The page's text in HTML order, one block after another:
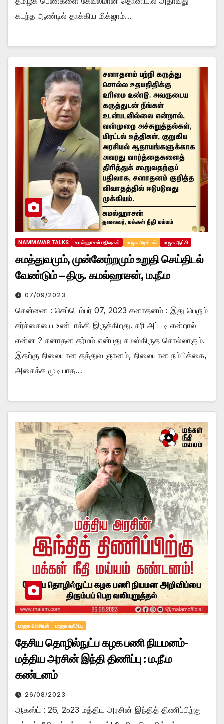
கடந்த ஆண்டில் தாக்கிய மிக்ஜாம்…
NAMMAVAR TALKS கமல்ஹாசன் பதிவுகள் பாஜக அரசியல் பாஜக ஆட்சி
சமத்துவமும், முன்னேற்றமும் உறுதி செய்திடல்
வேண்டும் – திரு. கமல்ஹாசன், ம.நீ.ம
07/09/2023
சென்னை : செப்டெம்பர் 07, 2023 சனாதனம் : இது பெரும்
சர்ச்சையை உண்டாக்கி இருக்கிறது. சரி அப்படி என்றால்
என்ன ? சனாதன தர்மம் என்பது சமஸ்கிருத சொல்லாகும்.
இதற்கு நிலையான தத்துவ ஞானம், நிலையான நம்பிக்கை,
அசைக்க முடியாத…
பாஜக அரசியல் பாஜக எதிர்ப்பு
தேசிய தொழில்நுட்ப கழக பணி நியமனம்-
மத்திய அரசின் இந்தி திணிப்பு : ம.நீ.ம
கண்டனம்
26/08/2023
ஆகஸ்ட் : 26, 2௦23 மத்திய அரசின் இந்தித் திணிப்பிற்கு